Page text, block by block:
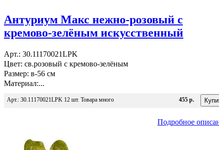
Антуриум Макс нежно-розовый с
кремово-зелёным искусственный
Арт.: 30.11170021LPK
Цвет: св.розовый с кремово-зелёным
Размер: в-56 см
Материал:...
Арт.: 30.11170021LPK 12 шт. Товара много 455 р.
Подробное